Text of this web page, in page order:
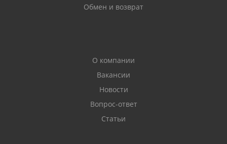
Обмен и возврат
О компании
Вакансии
Новости
Вопрос-ответ
Статьи